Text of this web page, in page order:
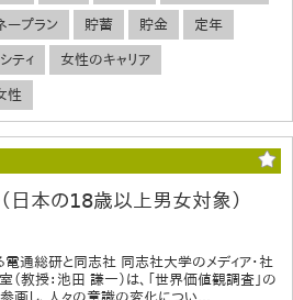
ープラン 貯蓄 貯金 定年
ティ 女性のキャリア
性
日本の18歳以上男女対象）
通総研と同志社 同志社大学のメディア・社
教授：池田 謙一）は、「世界価値観調査」の